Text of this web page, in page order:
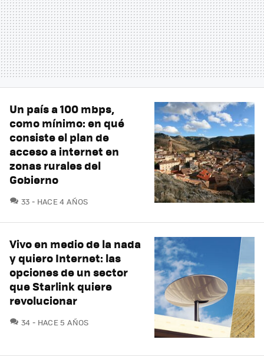
Un país a 100 mbps,
como mínimo: en qué
consiste el plan de
acceso a internet en
zonas rurales del
Gobierno
33 COMENTARIOS
HACE 4 AÑOS
Vivo en medio de la nada
y quiero Internet: las
opciones de un sector
que Starlink quiere
revolucionar
34 COMENTARIOS
HACE 5 AÑOS